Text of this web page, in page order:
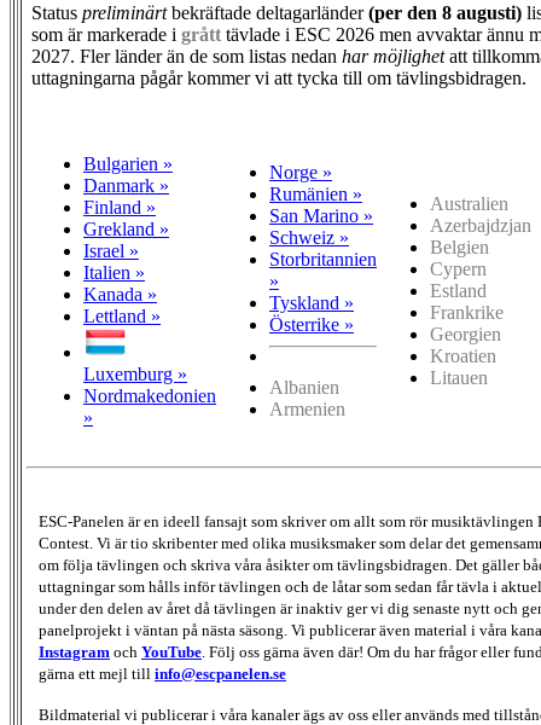
Status preliminärtbekräftade deltagarländer(per den 8 augusti)
som är markerade i grått tävlade i ESC 2026 men avvaktar ännu
2027. Fler länder än de som listas nedan har möjlighetatt
uttagningarna pågår kommer vi att tycka till om tävlingsbidragen.
Bulgarien »
Danmark »
Finland »
Grekland »
Israel »
Italien »
Kanada »
Lettland »
Luxemburg »
Nordmakedonien
»
Norge »
Rumänien »
San Marino »
Schweiz »
Storbritannien
»
Tyskland »
Österrike »
Albanien
Armenien
Australien
Azerbajdzjan
Belgien
Cypern
Estland
Frankrike
Georgien
Kroatien
Litauen
ESC-Panelen är en ideell fansajt som skriver om allt som rör musiktävlingen
Contest. Vi är tio skribenter med olika musiksmaker som delar det
om följa tävlingen och skriva våra åsikter om tävlingsbidragen. Det gäller
uttagningar som hålls inför tävlingen och de låtar som sedan får tävla i
under den delen av året då tävlingen är inaktiv ger vi dig senaste nytt och
panelprojekt i väntan på nästa säsong. Vi publicerar även material i våra
Instagram och YouTube . Följ oss gärna även där! Om du har frågor eller
gärna ett mejl till info@escpanelen.se
Bildmaterial vi publicerar i våra kanaler ägs av oss eller används med